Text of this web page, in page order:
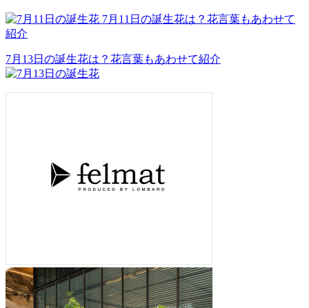
7月11日の誕生花は？花言葉もあわせて
紹介
7月13日の誕生花は？花言葉もあわせて紹介